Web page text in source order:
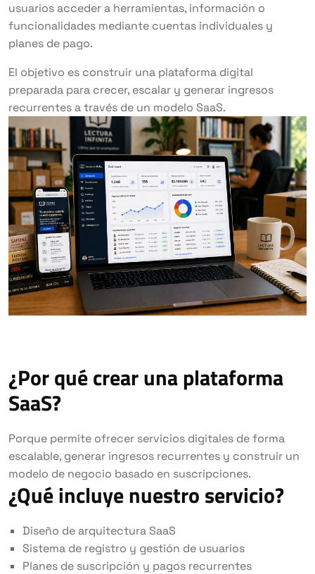
usuarios acceder a herramientas, información o
funcionalidades mediante cuentas individuales y
planes de pago.
El objetivo es construir una plataforma digital
preparada para crecer, escalar y generar ingresos
recurrentes a través de un modelo SaaS.
¿Por qué crear una plataforma
SaaS?
Porque permite ofrecer servicios digitales de forma
escalable, generar ingresos recurrentes y construir un
modelo de negocio basado en suscripciones.
¿Qué incluye nuestro servicio?
Diseño de arquitectura SaaS
Sistema de registro y gestión de usuarios
Planes de suscripción y pagos recurrentes